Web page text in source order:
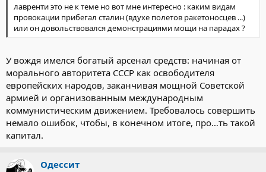
лавренти это не к теме но вот мне интересно : каким видам
провокации прибегал сталин (вдухе полетов ракетоносцев ...)
или он довольствовался демонстрациями мощи на парадах ?
У вождя имелся богатый арсенал средств: начиная от
морального авторитета СССР как освободителя
европейских народов, заканчивая мощной Советской
армией и организованным международным
коммунистическим движением. Требовалось совершить
немало ошибок, чтобы, в конечном итоге, про…ть такой
капитал.
Одессит